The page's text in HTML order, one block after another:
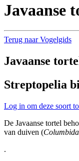
Javaanse
Terug naar Vogelgids
Javaanse tortel
Streptopelia
Log in om deze soort
De Javaanse tortel
van duiven (
.